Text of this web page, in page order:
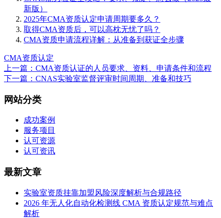
新版）
2025年CMA资质认定申请周期要多久？
取得CMA资质后，可以高枕无忧了吗？
CMA资质申请流程详解：从准备到获证全步骤
CMA资质认定
上一篇：CMA资质认证的人员要求、资料、申请条件和流程
下一篇：CNAS实验室监督评审时间周期、准备和技巧
网站分类
成功案例
服务项目
认可资源
认可资讯
最新文章
实验室资质挂靠加盟风险深度解析与合规路径
2026 年无人化自动化检测线 CMA 资质认定规范与难点
解析